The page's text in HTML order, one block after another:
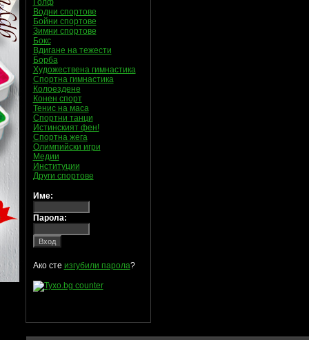
Голф
Водни спортове
Бойни спортове
Зимни спортове
Бокс
Вдигане на тежести
Борба
Художествена гимнастика
Спортна гимнастика
Колоездене
Конен спорт
Тенис на маса
Спортни танци
Истинският фен!
Спортна жега
Олимпийски игри
Медии
Институции
Други спортове
Име:
Парола:
Ако сте изгубили парола?